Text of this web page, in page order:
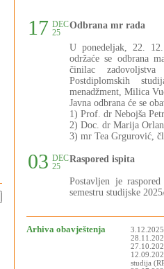
17 DEC
25
Odbrana mr rada
U ponedeljak, 22.
održaće se odbrana
činilac
Postdiplomskih
menadžment, Milica
Javna odbrana će se
1) Prof. dr Nebojša
2) Doc. dr Marija
3) mr Tea Grgurović,
03 DEC
25
Raspored ispita
Postavljen je
semestru studijske
Arhiva obavještenja
studija